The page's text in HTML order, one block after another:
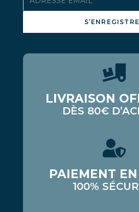
LIVRAISON
DÈS 80€
PAIEMENT
100%